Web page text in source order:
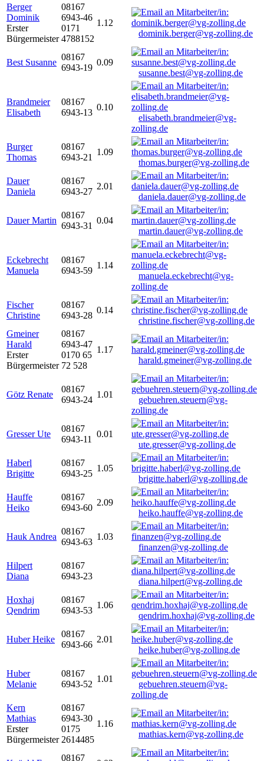
Berger
Dominik
Erster
Bürgermeister
08167
6943-46
0171
4788152
1.12
dominik.berger@vg-zolling.de
Best Susanne
08167
6943-19
0.09
susanne.best@vg-zolling.de
Brandmeier
Elisabeth
08167
6943-13
0.10
elisabeth.brandmeier@vg-
zolling.de
Burger
Thomas
08167
6943-21
1.09
thomas.burger@vg-zolling.de
Dauer
Daniela
08167
6943-27
2.01
daniela.dauer@vg-zolling.de
Dauer Martin
08167
6943-31
0.04
martin.dauer@vg-zolling.de
Eckebrecht
Manuela
08167
6943-59
1.14
manuela.eckebrecht@vg-
zolling.de
Fischer
Christine
08167
6943-28
0.14
christine.fischer@vg-zolling.de
Gmeiner
Harald
Erster
Bürgermeister
08167
6943-47
0170 65
72 528
1.17
harald.gmeiner@vg-zolling.de
Götz Renate
08167
6943-24
1.01
gebuehren.steuern@vg-
zolling.de
Gresser Ute
08167
6943-11
0.01
ute.gresser@vg-zolling.de
Haberl
Brigitte
08167
6943-25
1.05
brigitte.haberl@vg-zolling.de
Hauffe
Heiko
08167
6943-60
2.09
heiko.hauffe@vg-zolling.de
Hauk Andrea
08167
6943-63
1.03
finanzen@vg-zolling.de
Hilpert
Diana
08167
6943-23
diana.hilpert@vg-zolling.de
Hoxhaj
Qendrim
08167
6943-53
1.06
qendrim.hoxhaj@vg-zolling.de
Huber Heike
08167
6943-66
2.01
heike.huber@vg-zolling.de
Huber
Melanie
08167
6943-52
1.01
gebuehren.steuern@vg-
zolling.de
Kern
Mathias
Erster
Bürgermeister
08167
6943-30
0175
2614485
1.16
mathias.kern@vg-zolling.de
08167